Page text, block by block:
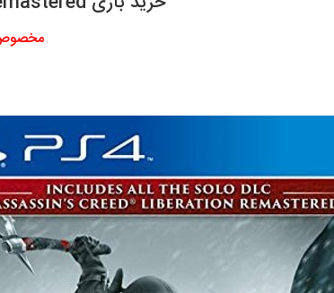
مخصوص